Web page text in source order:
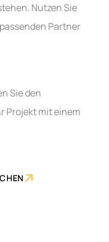
Nutzen Sie
Partner
Sie den
Projekt mit einem
